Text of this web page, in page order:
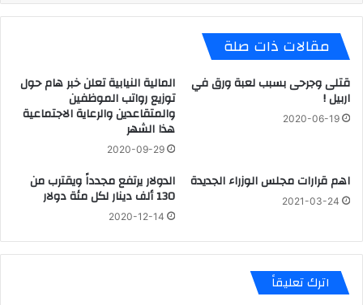
مقالات ذات صلة
قتلى وجرحى بسبب لعبة ورق في
اربيل !
2020-06-19
المالية النيابية تعلن خبر هام حول
توزيع رواتب الموظفين
والمتقاعدين والرعاية الاجتماعية
هذا الشهر
2020-09-29
اهم قرارات مجلس الوزراء الجديدة
2021-03-24
الدولار يرتفع مجدداً ويقترب من
130 ألف دينار لكل مئة دولار
2020-12-14
اترك تعليقاً